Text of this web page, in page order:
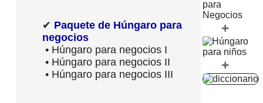
✔ Paquete de Húngaro para
negocios
• Húngaro para negocios I
• Húngaro para negocios II
• Húngaro para negocios III
+
+